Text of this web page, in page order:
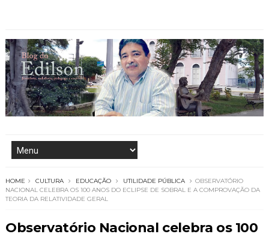
HOME CULTURA EDUCAÇÃO UTILIDADE PÚBLICA
OBSERVATÓRIO
NACIONAL CELEBRA OS 100 ANOS DO ECLIPSE DE SOBRAL E A COMPROVAÇÃO DA
TEORIA DA RELATIVIDADE GERAL
Observatório Nacional celebra os 100